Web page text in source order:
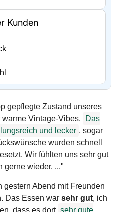
Kunden
gepflegte Zustand unseres
Vintage-Vibes.
Das
und lecker , sogar
wurden schnell
Wir fühlten uns sehr gut
gerne wieder. ..."
gestern Abend mit Freunden
Das Essen war sehr gut, ich